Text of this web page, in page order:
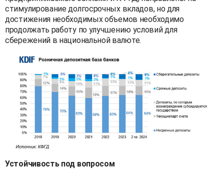
стимулирование долгосрочных вкладов, но для
достижения необходимых объемов необходимо
продолжать работу по улучшению условий для
сбережений в национальной валюте.
Устойчивость под вопросом